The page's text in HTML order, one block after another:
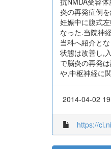
炎の再発症例
妊娠中に腹式
なった.当院神
当科へ紹介と
状態は改善し,
で脳炎の再発
や,中枢神経に
2014-04-02
https://